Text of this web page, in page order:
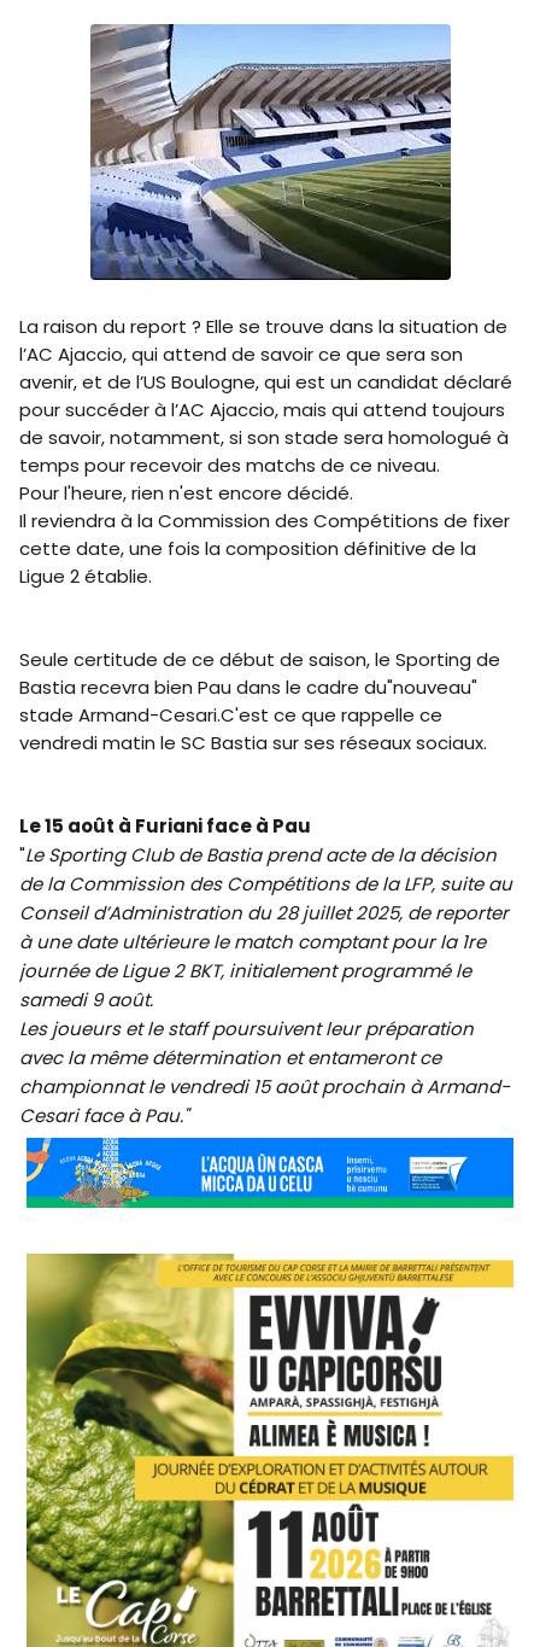
La raison du report ? Elle se trouve dans la situation de
l’AC Ajaccio, qui attend de savoir ce que sera son
avenir, et de l’US Boulogne, qui est un candidat déclaré
pour succéder à l’AC Ajaccio, mais qui attend toujours
de savoir, notamment, si son stade sera homologué à
temps pour recevoir des matchs de ce niveau.
Pour l'heure, rien n'est encore décidé.
Il reviendra à la Commission des Compétitions de fixer
cette date, une fois la composition définitive de la
Ligue 2 établie.
Seule certitude de ce début de saison, le Sporting de
Bastia recevra bien Pau dans le cadre du"nouveau"
stade Armand-Cesari.C'est ce que rappelle ce
vendredi matin le SC Bastia sur ses réseaux sociaux.
Le 15 août à Furiani face à Pau
"Le Sporting Club de Bastia prend acte de la décision
de la Commission des Compétitions de la LFP, suite au
Conseil d’Administration du 28 juillet 2025, de reporter
à une date ultérieure le match comptant pour la 1re
journée de Ligue 2 BKT, initialement programmé le
samedi 9 août.
Les joueurs et le staff poursuivent leur préparation
avec la même détermination et entameront ce
championnat le vendredi 15 août prochain à Armand-
Cesari face à Pau."